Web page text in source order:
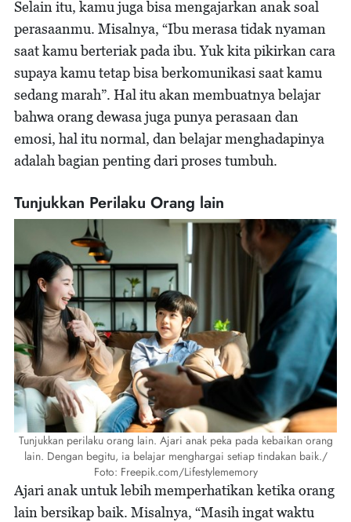
Selain itu, kamu juga bisa mengajarkan anak soal
perasaanmu. Misalnya, “Ibu merasa tidak nyaman
saat kamu berteriak pada ibu. Yuk kita pikirkan cara
supaya kamu tetap bisa berkomunikasi saat kamu
sedang marah”. Hal itu akan membuatnya belajar
bahwa orang dewasa juga punya perasaan dan
emosi, hal itu normal, dan belajar menghadapinya
adalah bagian penting dari proses tumbuh.
Tunjukkan Perilaku Orang lain
Tunjukkan perilaku orang lain. Ajari anak peka pada kebaikan orang
lain. Dengan begitu, ia belajar menghargai setiap tindakan baik./
Foto: Freepik.com/Lifestylememory
Ajari anak untuk lebih memperhatikan ketika orang
lain bersikap baik. Misalnya, “Masih ingat waktu